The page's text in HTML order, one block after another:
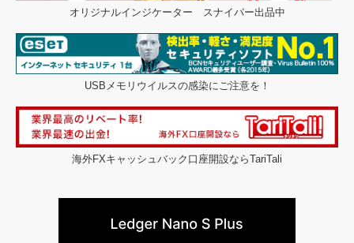
オリジナルインジケーター スナイパー出品中
USBメモリウイルスの感染にご注意を！
海外FXキャッシュバック口座開設ならTariTali